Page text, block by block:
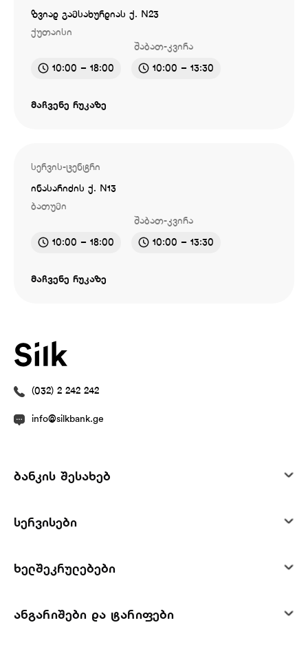
ზვიად გამსახურდიას ქ. N23
ქუთაისი
შაბათ-კვირა
10:00 – 18:00
10:00 – 13:30
მაჩვენე რუკაზე
სერვის-ცენტრი
ინასარიძის ქ. N13
ბათუმი
შაბათ-კვირა
10:00 – 18:00
10:00 – 13:30
მაჩვენე რუკაზე
(032) 2 242 242
info@silkbank.ge
ბანკის შესახებ
სერვისები
ხელშეკრულებები
ანგარიშები და ტარიფები